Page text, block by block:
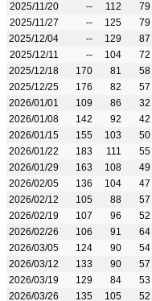
2025/11/20
-- 112 79
2025/11/27
-- 125 79
2025/12/04
-- 129 87
2025/12/11
-- 104 72
2025/12/18
170 81 58
2025/12/25
176 82 57
2026/01/01
109 86 32
2026/01/08
142 92 42
2026/01/15
155 103 50
2026/01/22
183 111 55
2026/01/29
163 108 49
2026/02/05
136 104 47
2026/02/12
105 88 57
2026/02/19
107 96 52
2026/02/26
106 91 64
2026/03/05
124 90 54
2026/03/12
133 90 57
2026/03/19
129 84 53
2026/03/26
135 105 52